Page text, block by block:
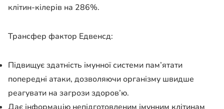
клітин-кілерів на 286%.
Трансфер фактор Едвенсд:
Підвищує здатність імунної системи пам’ятати
попередні атаки, дозволяючи організму швидше
реагувати на загрози здоров’ю.